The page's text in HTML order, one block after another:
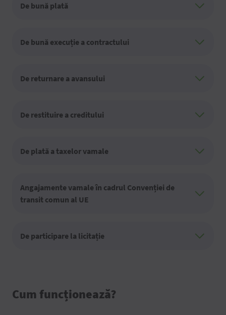
De bună plată
De bună execuție a contractului
De returnare a avansului
De restituire a creditului
De plată a taxelor vamale
Angajamente vamale în cadrul Convenției de
transit comun al UE
De participare la licitație
Cum funcționează?